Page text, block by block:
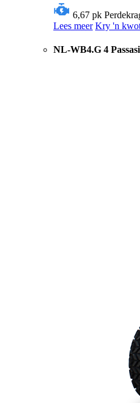
6,67 pk
Lees meer Kry 'n
NL-WB4.G 4